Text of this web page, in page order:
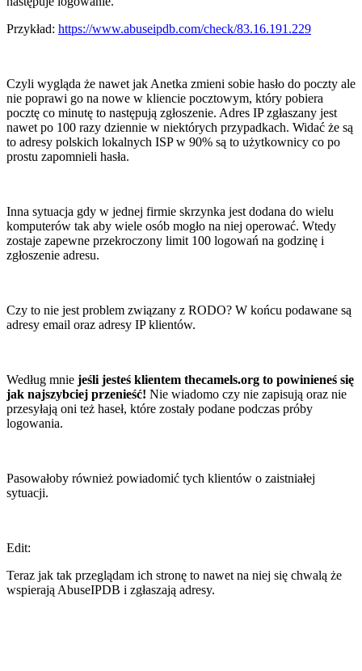
Przykład: https://www.abuseipdb.com/check/83.16.191.229
Czyli wygląda że nawet jak Anetka zmieni sobie hasło do poczty ale
nie poprawi go na nowe w kliencie pocztowym, który pobiera
pocztę co minutę to następują zgłoszenie. Adres IP zgłaszany jest
nawet po 100 razy dziennie w niektórych przypadkach. Widać że są
to adresy polskich lokalnych ISP w 90% są to użytkownicy co po
prostu zapomnieli hasła.
Inna sytuacja gdy w jednej firmie skrzynka jest dodana do wielu
komputerów tak aby wiele osób mogło na niej operować. Wtedy
zostaje zapewne przekroczony limit 100 logowań na godzinę i
zgłoszenie adresu.
Czy to nie jest problem związany z RODO? W końcu podawane są
adresy email oraz adresy IP klientów.
Według mnie jeśli jesteś klientem thecamels.org to powinieneś się
jak najszybciej przenieść! Nie wiadomo czy nie zapisują oraz nie
przesyłają oni też haseł, które zostały podane podczas próby
logowania.
Pasowałoby również powiadomić tych klientów o zaistniałej
sytuacji.
Edit:
Teraz jak tak przeglądam ich stronę to nawet na niej się chwalą że
wspierają AbuseIPDB i zgłaszają adresy.